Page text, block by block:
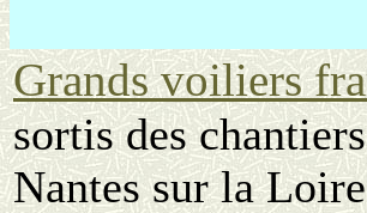
Grands voiliers
sortis des
Nantes sur la Loire